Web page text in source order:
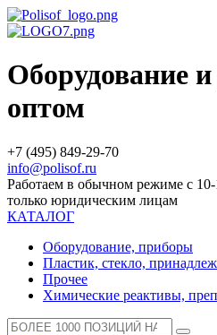
Оборудование
оптом
+7 (495) 849-29-70
info@polisof.ru
Работаем в обычном режиме с
только юридическим лицам
КАТАЛОГ
Оборудование, приборы
Пластик, стекло,
Прочее
Химические реактивы,